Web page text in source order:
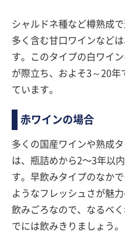
シャルドネ種など樽熟成
多く含む甘口ワインなど
す。このタイプの白ワイ
が際立ち、およそ3～20
ています。
赤ワインの場合
多くの国産ワインや熟成
は、瓶詰めから2〜3年以
す。早飲みタイプのなか
ようなフレッシュさが魅
飲みごろなので、なるべ
でには飲みきりましょう。